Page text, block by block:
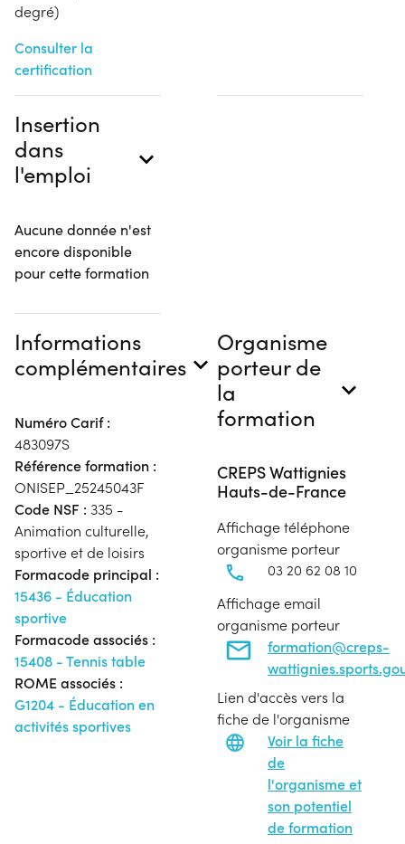
degré)
Consulter la
certification
Insertion
dans
l'emploi
Aucune donnée n'est
encore disponible
pour cette formation
Informations
complémentaires
Numéro Carif :
483097S
Référence formation :
ONISEP_25245043F
Code NSF : 335 -
Animation culturelle,
sportive et de loisirs
Formacode principal :
15436 - Éducation
sportive
Formacode associés :
15408 - Tennis table
ROME associés :
G1204 - Éducation en
activités sportives
Organisme
porteur de
la
formation
CREPS Wattignies
Hauts-de-France
Affichage téléphone
organisme porteur
03 20 62 08 10
Affichage email
organisme porteur
formation@creps-
Lien d'accès vers la
fiche de l'organisme
Voir la fiche
de
l'organisme et
son potentiel
de formation